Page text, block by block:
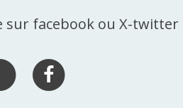
sur facebook ou X-twitter